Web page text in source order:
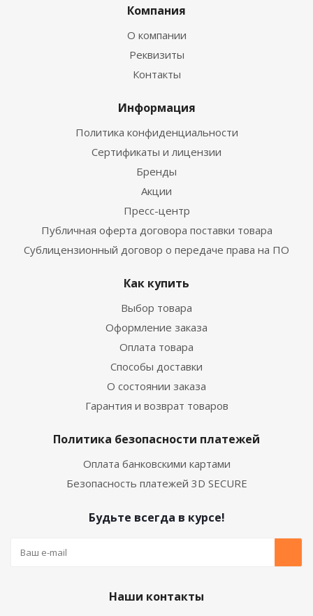
Компания
О компании
Реквизиты
Контакты
Информация
Политика конфиденциальности
Сертификаты и лицензии
Бренды
Акции
Пресс-центр
Публичная оферта договора поставки товара
Сублицензионный договор о передаче права на ПО
Как купить
Выбор товара
Оформление заказа
Оплата товара
Способы доставки
О состоянии заказа
Гарантия и возврат товаров
Политика безопасности платежей
Оплата банковскими картами
Безопасность платежей 3D SECURE
Будьте всегда в курсе!
Наши контакты